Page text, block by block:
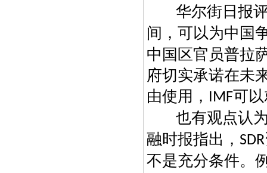
华尔街日报
间，可以为中国
中国区官员普拉
府切实承诺在未
由使用， IMF可
也有观点认
融时报指出， SDR
不是充分条件。